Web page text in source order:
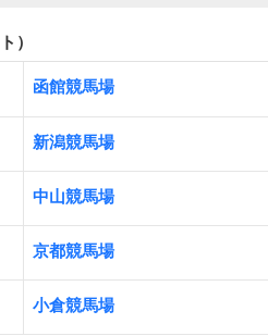
）
函館競馬場
新潟競馬場
中山競馬場
京都競馬場
小倉競馬場